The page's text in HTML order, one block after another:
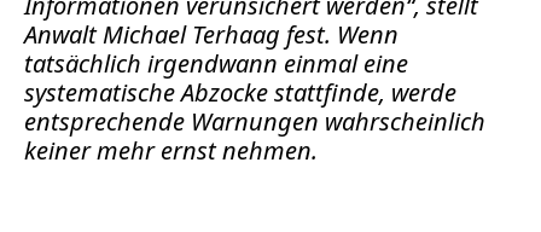
Anwalt Michael Terhaag fest. Wenn
tatsächlich irgendwann einmal eine
systematische Abzocke stattfinde, werde
entsprechende Warnungen wahrscheinlich
keiner mehr ernst nehmen.
Datenschutz